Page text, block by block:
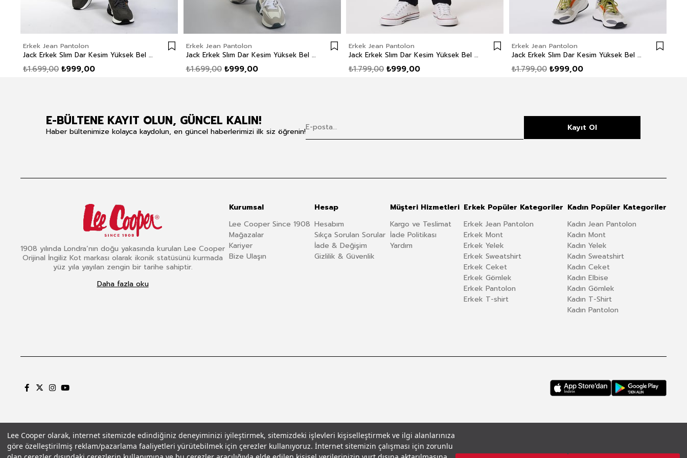
Lee Cooper olarak, internet sitemizde edindiğiniz deneyiminizi iyileştirmek, sitemizdeki işlevleri kişiselleştirmek ve ilgi alanlarınıza
göre özelleştirilmiş reklam/pazarlama faaliyetleri yürütebilmek için çerezler kullanıyoruz. İnternet sitemizin çalışması için zorunlu
Erkek Jean Pantolon
Jack Erkek Slım Dar Kesim Yüksek Bel Dar Paça Jean Pantolon Mavi
₺999,00
₺1.699,00
Erkek Jean Pantolon
Jack Erkek Slım Dar Kesim Yüksek Bel Dar Paça Jean Pantolon Mavi
₺999,00
₺1.699,00
Erkek Jean Pantolon
Jack Erkek Slım Dar Kesim Yüksek Bel Dar Paça Jean Pantolon Siyah
₺999,00
₺1.799,00
Erkek Jean Pantolon
Jack Erkek Slım Dar Kesim Yüksek Bel Dar Paça Jean Pantolon Gri
₺999,00
₺1.799,00
E-BÜLTENE KAYIT OLUN, GÜNCEL KALIN!
Haber bültenimize kolayca kaydolun, en güncel haberlerimizi ilk siz öğrenin! Kayıt Ol
1908 yılında Londra’nın doğu yakasında kurulan Lee Cooper
Orijinal İngiliz Kot markası olarak ikonik statüsünü kurmada
yüz yıla yayılan zengin bir tarihe sahiptir.
Daha fazla oku
Kurumsal
Lee Cooper Since 1908
Mağazalar
Kariyer
Bize Ulaşın
Hesap
Hesabım
Sıkça Sorulan Sorular
İade & Değişim
Gizlilik & Güvenlik
Müşteri Hizmetleri
Kargo ve Teslimat
İade Politikası
Yardım
Erkek Popüler Kategoriler
Erkek Jean Pantolon
Erkek Mont
Erkek Yelek
Erkek Sweatshirt
Erkek Ceket
Erkek Gömlek
Erkek Pantolon
Erkek T-shirt
Kadın Popüler Kategoriler
Kadın Jean Pantolon
Kadın Mont
Kadın Yelek
Kadın Sweatshirt
Kadın Ceket
Kadın Elbise
Kadın Gömlek
Kadın T-Shirt
Kadın Pantolon
Gizlilik PolitikasıÇerez PolitikasıKVKK Aydınlatma MetniŞartlar ve Koşullar© 2026 Leecooper - Tüm Hakları Saklıdır.